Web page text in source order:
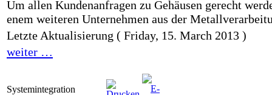
Um allen Kundenanfragen zu Gehäusen gerecht
enem weiteren Unternehmen aus der
Letzte Aktualisierung ( Friday, 15. March 2013 )
weiter …
Systemintegration